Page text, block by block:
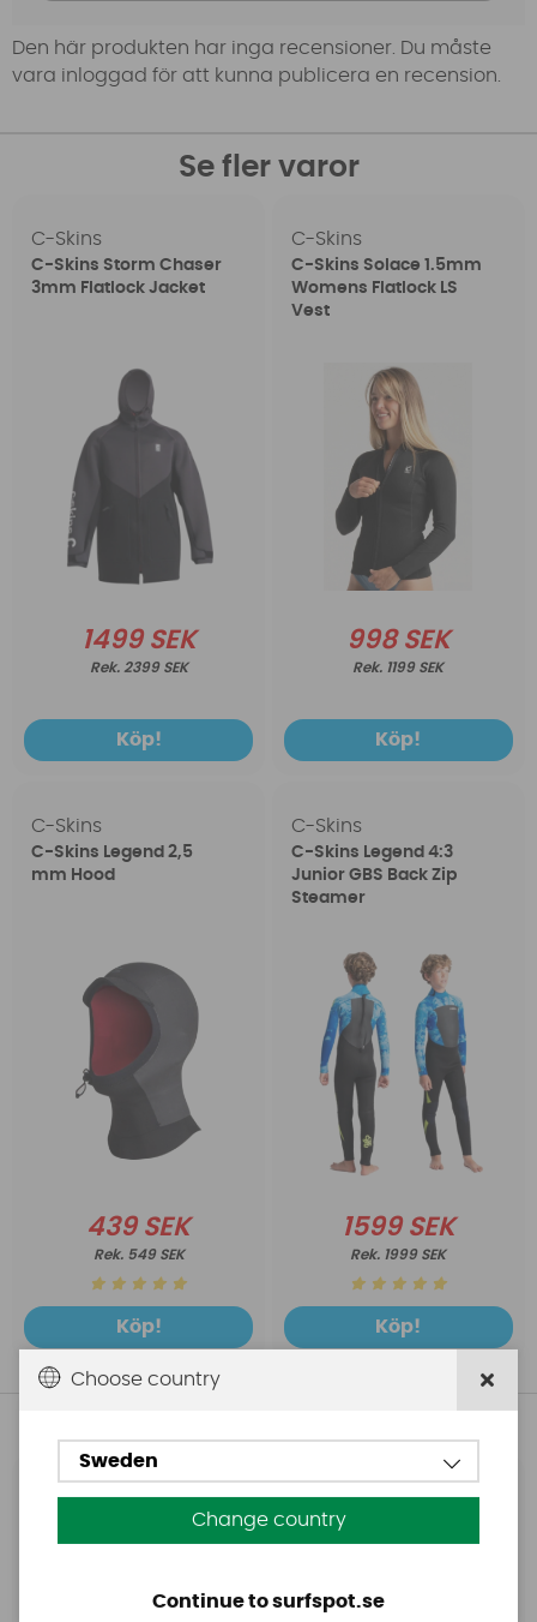
Den här produkten har inga recensioner. Du måste
vara inloggad för att kunna publicera en recension.
Se fler varor
C-Skins
C-Skins Storm Chaser
3mm Flatlock Jacket
1499 SEK
2399 SEK
Köp!
C-Skins
C-Skins Solace 1.5mm
Womens Flatlock LS
Vest
998 SEK
1199 SEK
Köp!
C-Skins
C-Skins Legend 2,5
mm Hood
439 SEK
549 SEK
Köp!
C-Skins
C-Skins Legend 4:3
Junior GBS Back Zip
Steamer
1599 SEK
1999 SEK
Köp!
Base
Base Rechargeable
SUP Pump
Aquasure
Aquasure FD
Choose country
Sweden
Change country
Continue to surfspot.se